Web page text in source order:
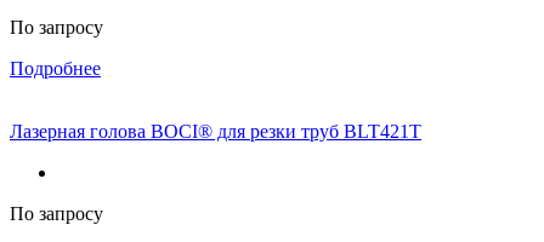
По запросу
Подробнее
Лазерная голова BOCI® для резки труб BLT421T
По запросу